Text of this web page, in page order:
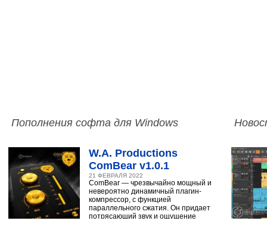
Пополнения софта для Windows
W.A. Productions
ComBear v1.0.1
21 ФЕВРАЛЯ 2022
ComBear — чрезвычайно мощный и
невероятно динамичный плагин-
компрессор, с функцией
параллельного сжатия. Он придает
потрясающий звук и ощущение